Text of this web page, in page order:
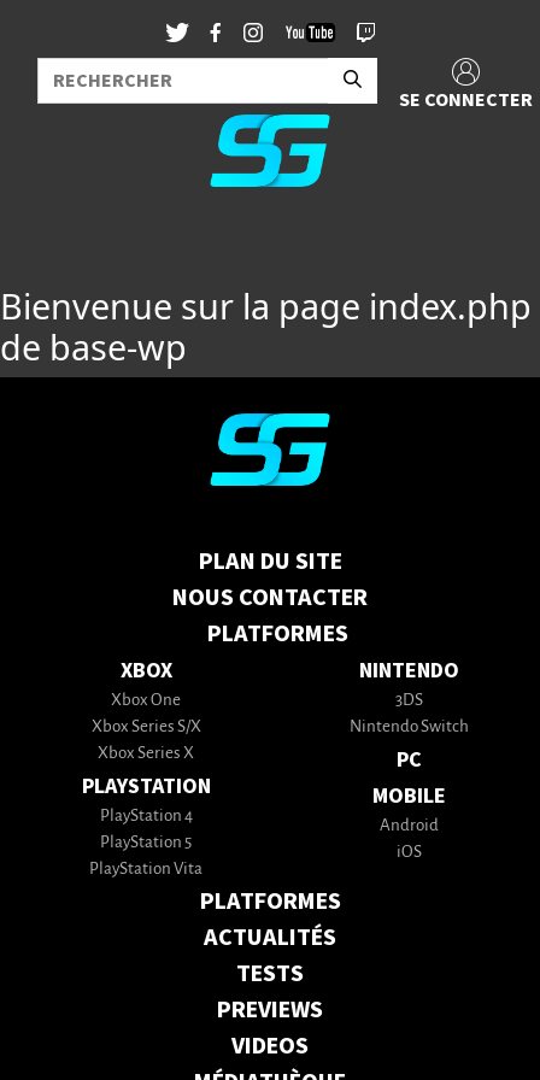
SE CONNECTER
Bienvenue sur la page index.php
de base-wp
PLAN DU SITE
NOUS CONTACTER
PLATFORMES
XBOX
Xbox One
Xbox Series S/X
Xbox Series X
PLAYSTATION
PlayStation 4
PlayStation 5
PlayStation Vita
NINTENDO
3DS
Nintendo Switch
PC
MOBILE
Android
iOS
PLATFORMES
ACTUALITÉS
TESTS
PREVIEWS
VIDEOS